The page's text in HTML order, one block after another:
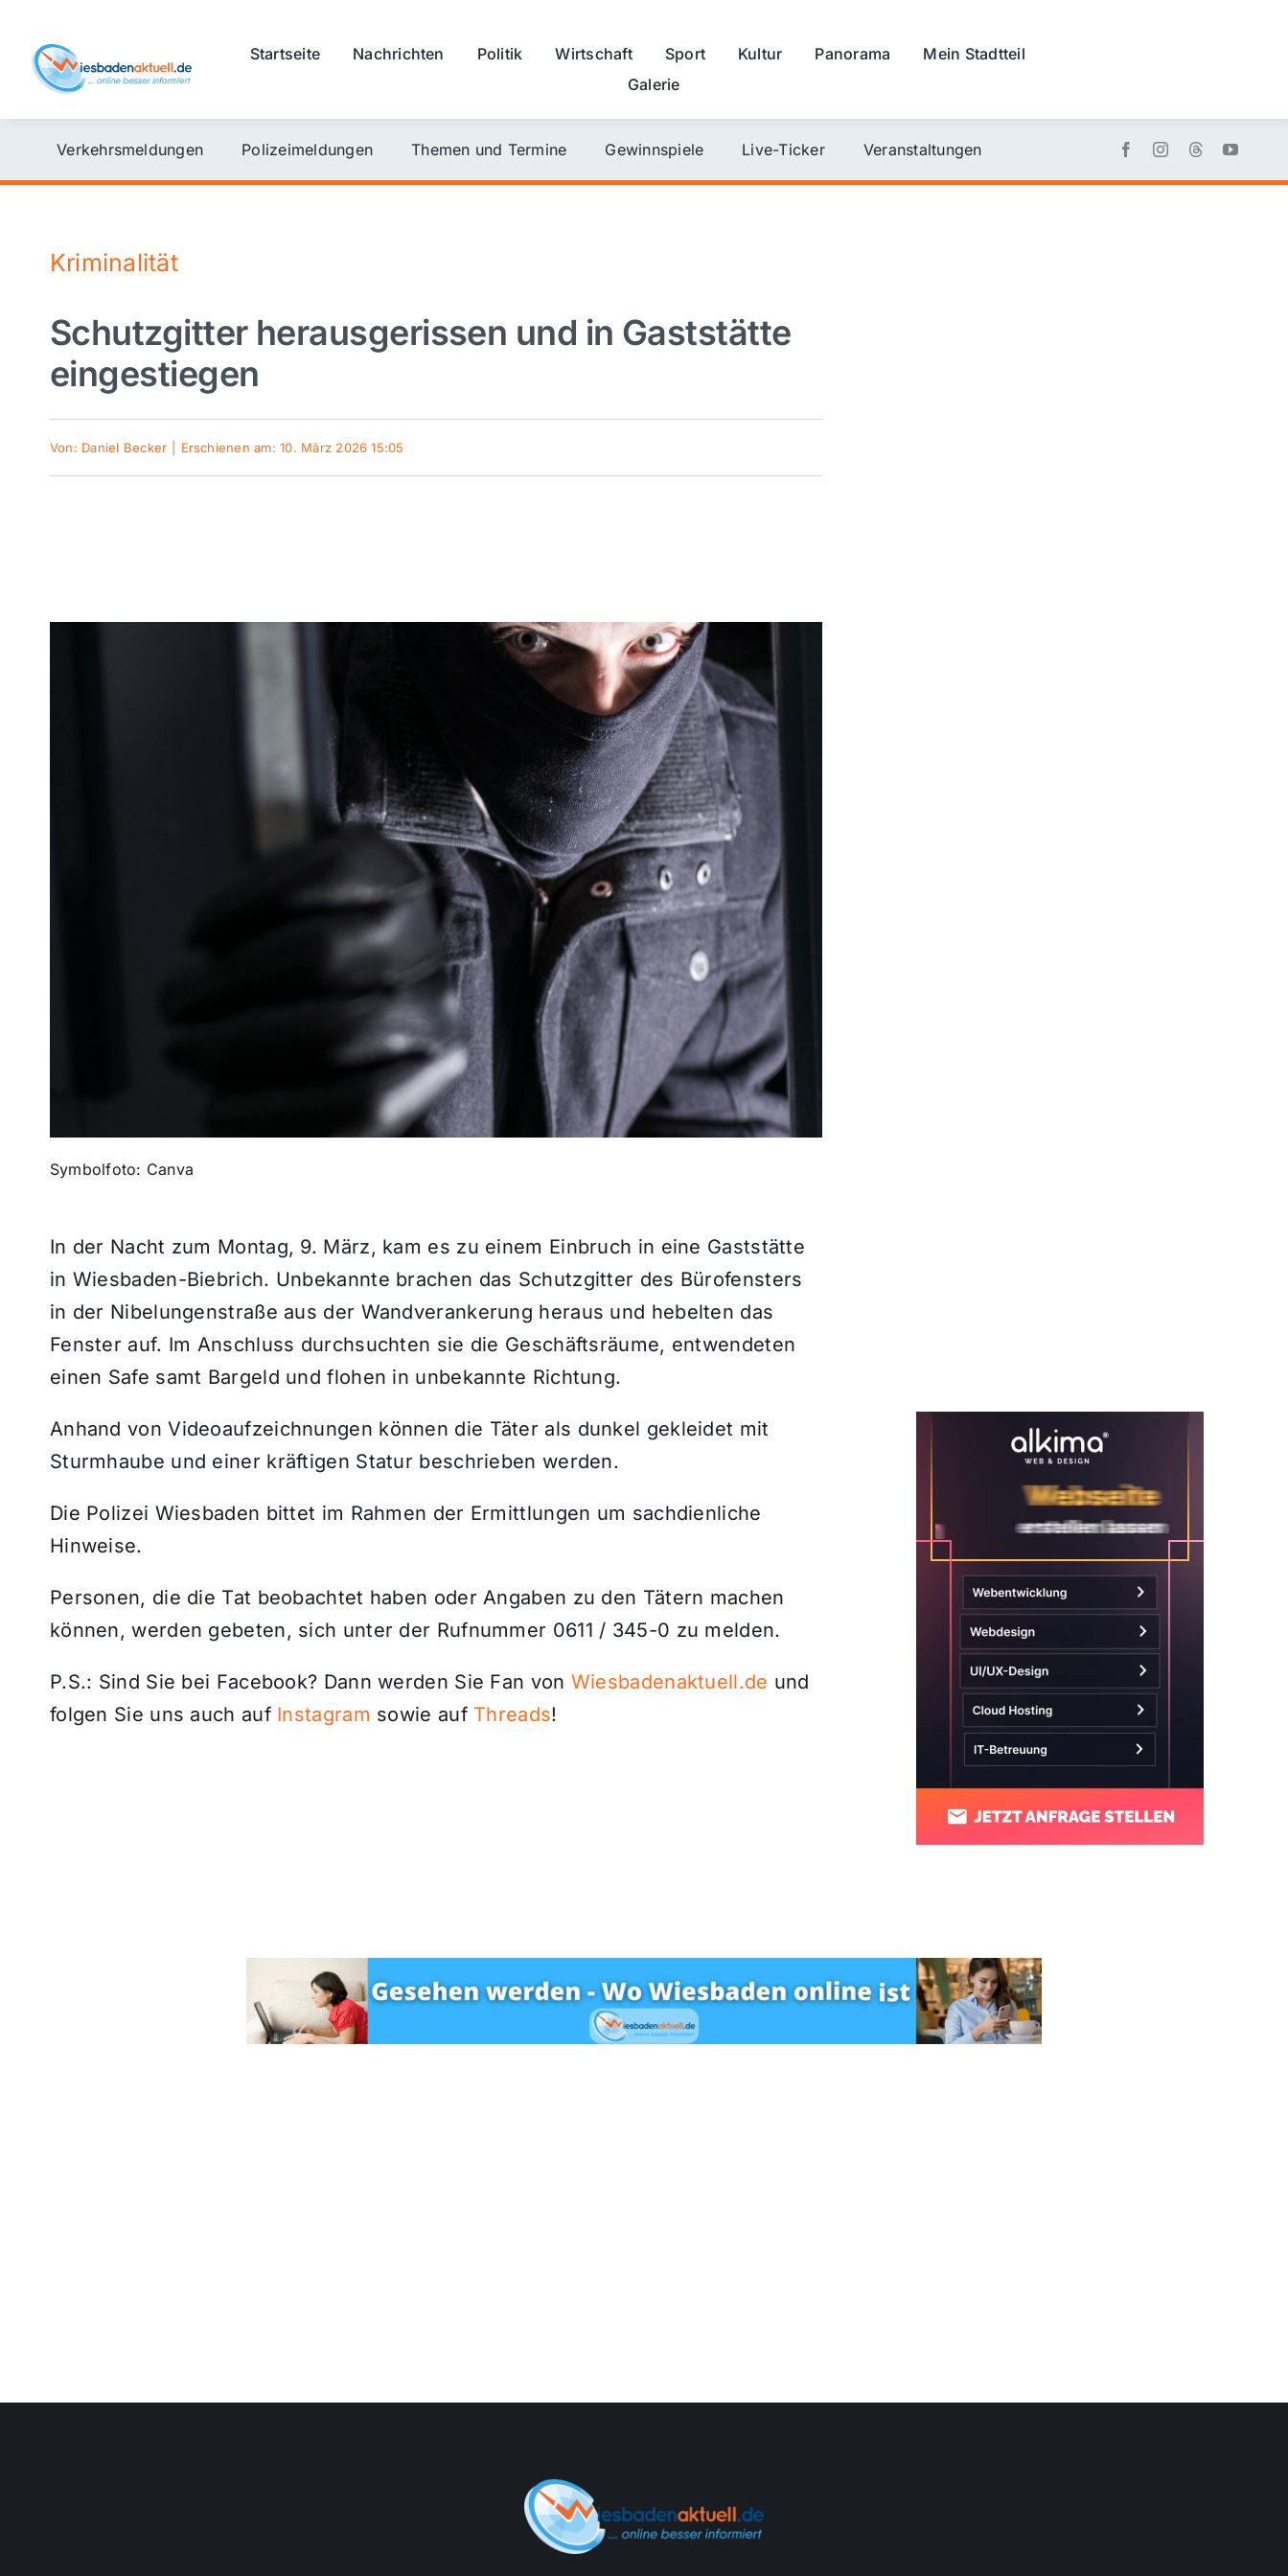
content
Startseite Nachrichten Politik Wirtschaft Sport Kultur Panorama
Mein Stadtteil
Galerie
Verkehrsmeldungen Polizeimeldungen Themen und Termine Gewinnspiele Live-Ticker Veranstaltungen
Kriminalität
Schutzgitter herausgerissen und in Gaststätte
eingestiegen
Von: Daniel Becker Erschienen am: 10. März 2026 15:05
Symbolfoto: Canva
In der Nacht zum Montag, 9. März, kam es zu einem Einbruch in eine Gaststätte
in Wiesbaden-Biebrich. Unbekannte brachen das Schutzgitter des Bürofensters
in der Nibelungenstraße aus der Wandverankerung heraus und hebelten das
Fenster auf. Im Anschluss durchsuchten sie die Geschäftsräume, entwendeten
einen Safe samt Bargeld und flohen in unbekannte Richtung.
Anhand von Videoaufzeichnungen können die Täter als dunkel gekleidet mit
Sturmhaube und einer kräftigen Statur beschrieben werden.
Die Polizei Wiesbaden bittet im Rahmen der Ermittlungen um sachdienliche
Hinweise.
Personen, die die Tat beobachtet haben oder Angaben zu den Tätern machen
können, werden gebeten, sich unter der Rufnummer 0611 / 345-0 zu melden.
P.S.: Sind Sie bei Facebook? Dann werden Sie Fan von Wiesbadenaktuell.de und
folgen Sie uns auch auf Instagram sowie auf Threads!